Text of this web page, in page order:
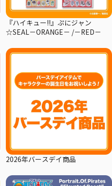
『ハイキュー!!』ぷにジャン
☆SEAL－ORANGE－ /－RED－
2026年バースデイ商品